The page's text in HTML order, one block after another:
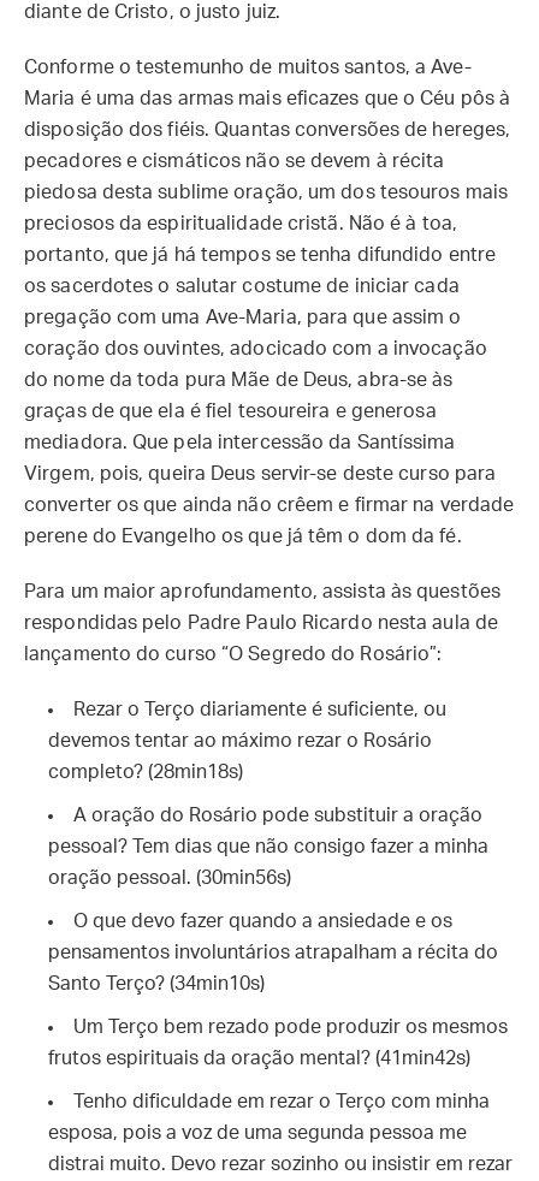
diante de Cristo, o justo juiz.
Conforme o testemunho de muitos santos, a Ave-
Maria é uma das armas mais eficazes que o Céu pôs à
disposição dos fiéis. Quantas conversões de hereges,
pecadores e cismáticos não se devem à récita
piedosa desta sublime oração, um dos tesouros mais
preciosos da espiritualidade cristã. Não é à toa,
portanto, que já há tempos se tenha difundido entre
os sacerdotes o salutar costume de iniciar cada
pregação com uma Ave-Maria, para que assim o
coração dos ouvintes, adocicado com a invocação
do nome da toda pura Mãe de Deus, abra-se às
graças de que ela é fiel tesoureira e generosa
mediadora. Que pela intercessão da Santíssima
Virgem, pois, queira Deus servir-se deste curso para
converter os que ainda não crêem e firmar na verdade
perene do Evangelho os que já têm o dom da fé.
Para um maior aprofundamento, assista às questões
respondidas pelo Padre Paulo Ricardo nesta aula de
lançamento do curso “O Segredo do Rosário”:
Rezar o Terço diariamente é suficiente, ou
devemos tentar ao máximo rezar o Rosário
completo? (28min18s)
A oração do Rosário pode substituir a oração
pessoal? Tem dias que não consigo fazer a minha
oração pessoal. (30min56s)
O que devo fazer quando a ansiedade e os
pensamentos involuntários atrapalham a récita do
Santo Terço? (34min10s)
Um Terço bem rezado pode produzir os mesmos
frutos espirituais da oração mental? (41min42s)
Tenho dificuldade em rezar o Terço com minha
esposa, pois a voz de uma segunda pessoa me
distrai muito. Devo rezar sozinho ou insistir em rezar